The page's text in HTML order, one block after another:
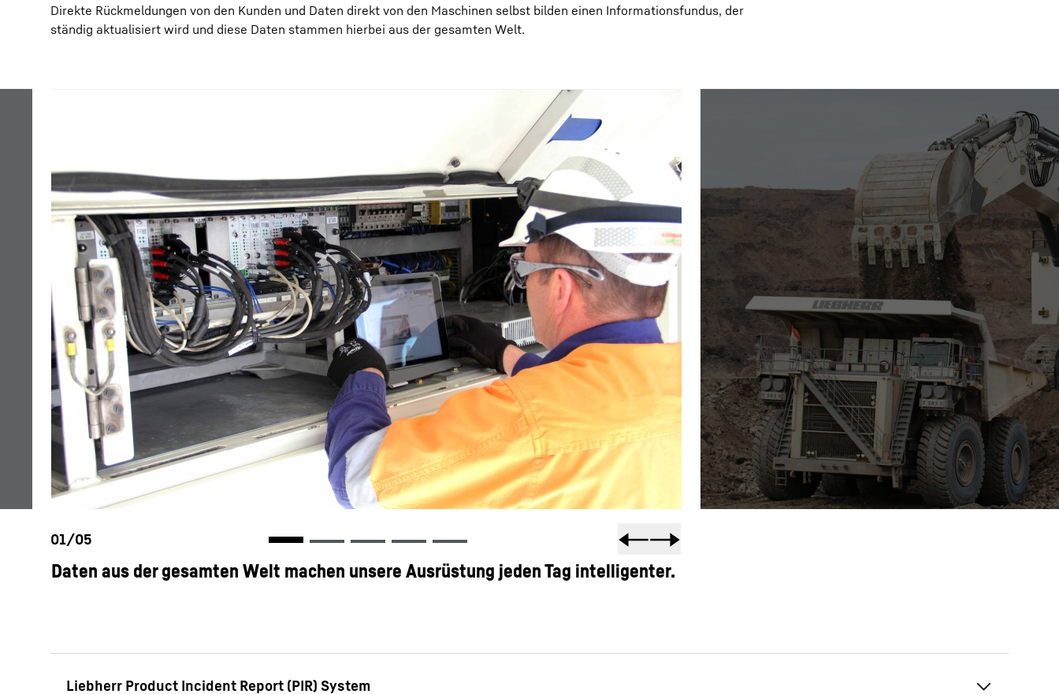
Direkte Rückmeldungen von den Kunden und Daten direkt von den Maschinen selbst bilden einen Informationsfundus, der
ständig aktualisiert wird und diese Daten stammen hierbei aus der gesamten Welt.
Daten aus der gesamten Welt machen unsere Ausrüstung jeden Tag intelligenter.